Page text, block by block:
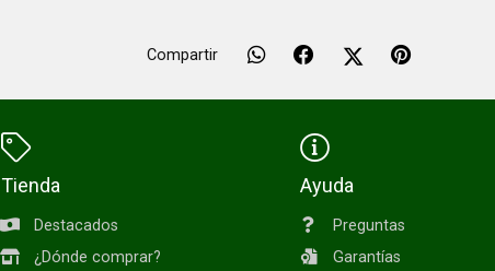
Compartir
Tienda
Destacados
¿Dónde comprar?
Ayuda
Preguntas
Garantías